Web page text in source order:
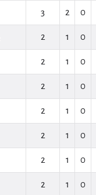
3 2 0
2 1 0
2 1 0
2 1 0
2 1 0
2 1 0
2 1 0
2 1 0